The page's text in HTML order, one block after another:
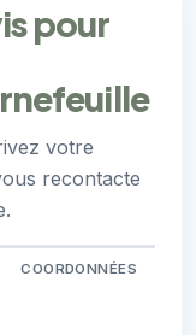
pour
votre
recontacte
COORDONNÉES